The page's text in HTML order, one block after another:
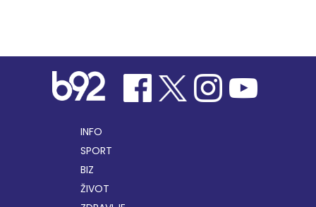
INFO
SPORT
BIZ
ŽIVOT